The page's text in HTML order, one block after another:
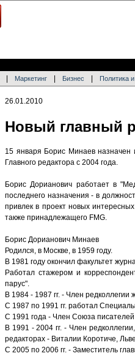
Маркетинг Бизнес Политика
26.01.2010
Новый главный
15 января Борис Минаев назначен
Главного редактора с 2004 года.
Борис Дорианович работает в
последнего назначения - в
привлек в проект новых
также принадлежащего FMG.
Борис Дорианович Минаев
Родился, в Москве, в 1959 году.
В 1981 году окончил факультет
Работал стажером и
парус".
В 1984 - 1987 гг. - Член
С 1987 по 1991 гг. работал
С 1991 года - Член Союза
В 1991 - 2004 гг. - Член
редакторах - Виталии Коротиче,
С 2005 по 2006 гг. - Заместитель